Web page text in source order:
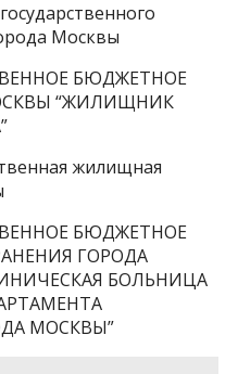
Москвы
БЮДЖЕТНОЕ
“ЖИЛИЩНИК
жилищная
БЮДЖЕТНОЕ
ГОРОДА
БОЛЬНИЦА
МОСКВЫ”